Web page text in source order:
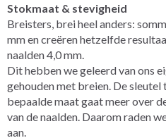
Stokmaat & stevigheid
Breisters, brei heel anders:
mm en creëren hetzelfde
naalden 4,0 mm.
Dit hebben we geleerd van ons
gehouden met breien. De sleutel
bepaalde maat gaat meer over
van de naalden. Daarom raden
aan.